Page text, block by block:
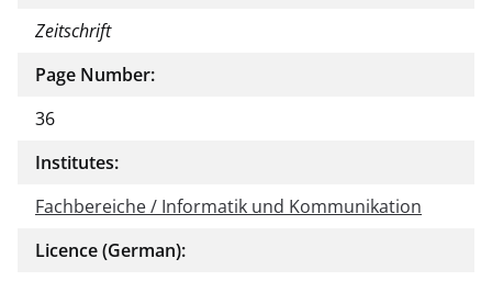
Zeitschrift
Page Number:
36
Institutes:
Fachbereiche / Informatik und Kommunikation
Licence (German):